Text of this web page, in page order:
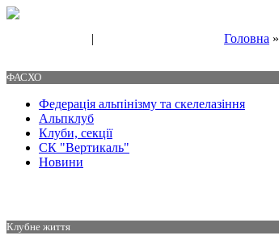
| Головна »
ФАСХО
Федерація альпінізму та скелелазіння
Альпклуб
Клуби, секції
СК "Вертикаль"
Новини
Клубне життя